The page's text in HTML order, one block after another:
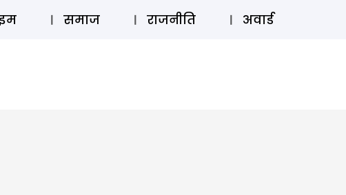
स्टोरी लॉग इन ⚲ SUBSCRIBE
समाज राजनीति अवार्ड